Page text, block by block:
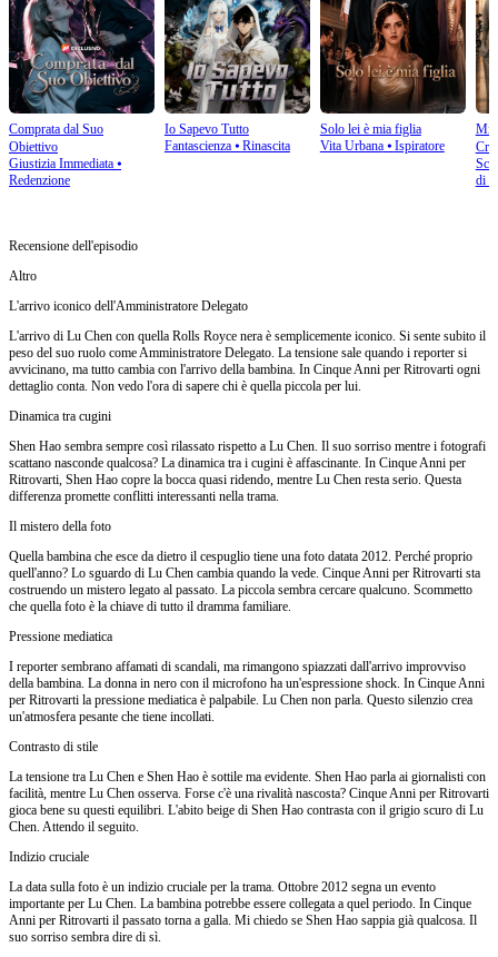
Comprata dal Suo
Obiettivo
Giustizia Immediata ⦁
Redenzione
Io Sapevo Tutto
Fantascienza⦁ Rinascita
Solo lei è mia figlia
Vita Urbana⦁ Ispiratore
di
Recensione dell'episodio
Altro
L'arrivo iconico dell'Amministratore Delegato
L'arrivo di Lu Chen con quella Rolls Royce nera è semplicemente iconico. Si sente subito il
peso del suo ruolo come Amministratore Delegato. La tensione sale quando i reporter si
avvicinano, ma tutto cambia con l'arrivo della bambina. In Cinque Anni per Ritrovarti ogni
dettaglio conta. Non vedo l'ora di sapere chi è quella piccola per lui.
Dinamica tra cugini
Shen Hao sembra sempre così rilassato rispetto a Lu Chen. Il suo sorriso mentre i fotografi
scattano nasconde qualcosa? La dinamica tra i cugini è affascinante. In Cinque Anni per
Ritrovarti, Shen Hao copre la bocca quasi ridendo, mentre Lu Chen resta serio. Questa
differenza promette conflitti interessanti nella trama.
Il mistero della foto
Quella bambina che esce da dietro il cespuglio tiene una foto datata 2012. Perché proprio
quell'anno? Lo sguardo di Lu Chen cambia quando la vede. Cinque Anni per Ritrovarti sta
costruendo un mistero legato al passato. La piccola sembra cercare qualcuno. Scommetto
che quella foto è la chiave di tutto il dramma familiare.
Pressione mediatica
I reporter sembrano affamati di scandali, ma rimangono spiazzati dall'arrivo improvviso
della bambina. La donna in nero con il microfono ha un'espressione shock. In Cinque Anni
per Ritrovarti la pressione mediatica è palpabile. Lu Chen non parla. Questo silenzio crea
un'atmosfera pesante che tiene incollati.
Contrasto di stile
La tensione tra Lu Chen e Shen Hao è sottile ma evidente. Shen Hao parla ai giornalisti con
facilità, mentre Lu Chen osserva. Forse c'è una rivalità nascosta? Cinque Anni per Ritrovarti
gioca bene su questi equilibri. L'abito beige di Shen Hao contrasta con il grigio scuro di Lu
Chen. Attendo il seguito.
Indizio cruciale
La data sulla foto è un indizio cruciale per la trama. Ottobre 2012 segna un evento
importante per Lu Chen. La bambina potrebbe essere collegata a quel periodo. In Cinque
Anni per Ritrovarti il passato torna a galla. Mi chiedo se Shen Hao sappia già qualcosa. Il
suo sorriso sembra dire di sì.